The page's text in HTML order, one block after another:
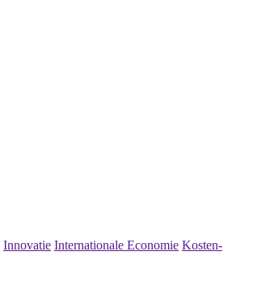
Innovatie Internationale Economie Kosten-